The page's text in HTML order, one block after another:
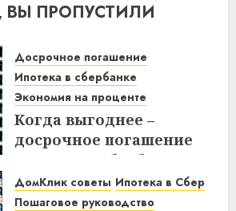
ПРОПУСТИЛИ
Досрочное погашение
Ипотека в сбербанке
Экономия на проценте
Когда выгоднее –
досрочное погашение
ипотеки в Сбербанке до
или после дня списания?
Узнайте все нюансы!
ДомКлик советы Ипотека в Сбер
Пошаговое руководство